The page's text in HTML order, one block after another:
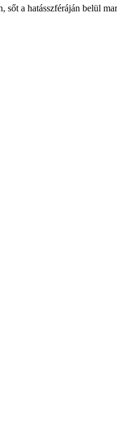
a hatásszféráján belül